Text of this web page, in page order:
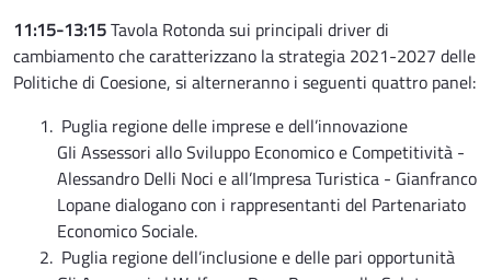
11:15-13:15Tavola Rotonda sui principali driver di
cambiamento che caratterizzano la strategia 2021-2027 delle
Politiche di Coesione, si alterneranno i seguenti quattro panel:
Puglia regione delle imprese e dell’innovazione
GIi Assessori allo Sviluppo Economico e Competitività -
Alessandro Delli Noci e all’Impresa Turistica - Gianfranco
Lopane dialogano con i rappresentanti del Partenariato
Economico Sociale.
Puglia regione dell’inclusione e delle pari opportunità